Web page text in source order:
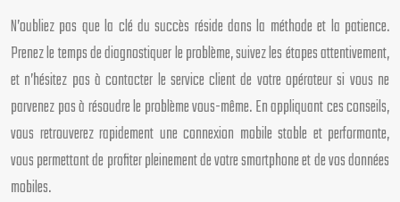
N’oubliez pas que la clé du succès réside dans la méthode et la patience.
Prenez le temps de diagnostiquer le problème, suivez les étapes attentivement,
et n’hésitez pas à contacter le service client de votre opérateur si vous ne
parvenez pas à résoudre le problème vous-même. En appliquant ces conseils,
vous retrouverez rapidement une connexion mobile stable et performante,
vous permettant de profiter pleinement de votre smartphone et de vos données
mobiles.